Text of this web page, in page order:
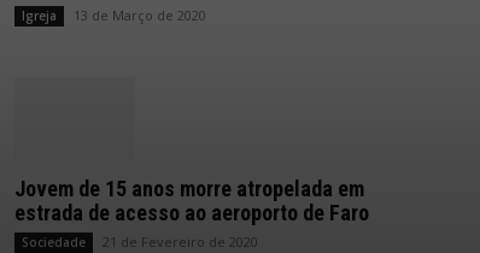
Igreja 13 de Março de 2020
Jovem de 15 anos morre atropelada em
estrada de acesso ao aeroporto de Faro
Sociedade 21 de Fevereiro de 2020